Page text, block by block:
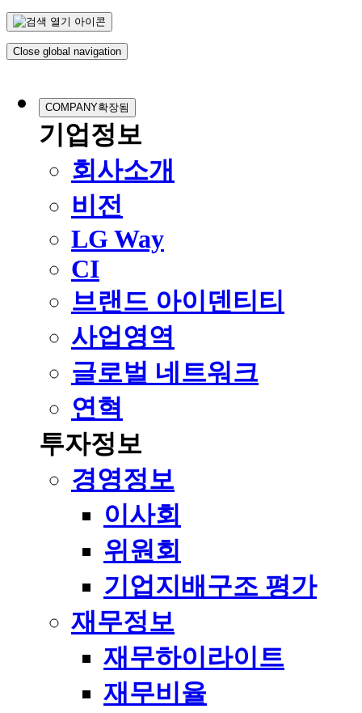
Close global navigation
COMPANY확장됨
기업정보
회사소개
비전
LG Way
CI
브랜드 아이덴티티
사업영역
글로벌 네트워크
연혁
투자정보
경영정보
이사회
위원회
기업지배구조 평가
재무정보
재무하이라이트
재무비율